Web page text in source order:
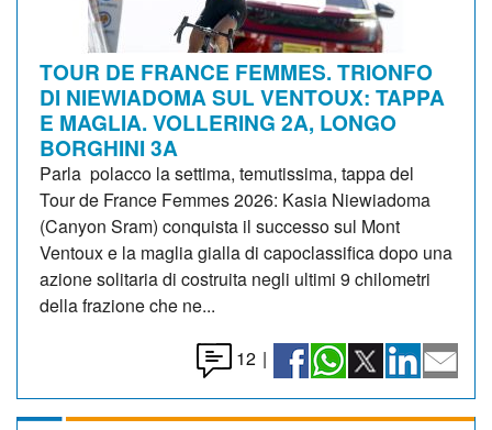
TOUR DE FRANCE FEMMES. TRIONFO
DI NIEWIADOMA SUL VENTOUX: TAPPA
E MAGLIA. VOLLERING 2A, LONGO
BORGHINI 3A
Parla polacco la settima, temutissima, tappa del
Tour de France Femmes 2026: Kasia Niewiadoma
(Canyon Sram) conquista il successo sul Mont
Ventoux e la maglia gialla di capoclassifica dopo una
azione solitaria di costruita negli ultimi 9 chilometri
della frazione che ne...
12 |